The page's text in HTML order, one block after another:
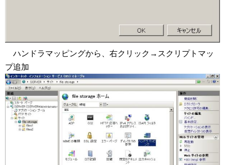
ハンドラマッピングから、右クリック→スクリプトマッ
プ追加